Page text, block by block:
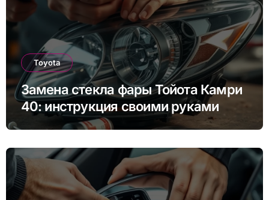
Toyota
Замена стекла фары Тойота Камри
40: инструкция своими руками